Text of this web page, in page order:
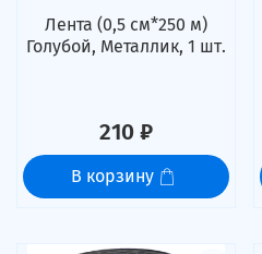
Лента (0,5 см*250 м)
Голубой, Металлик, 1 шт.
210 ₽
В корзину